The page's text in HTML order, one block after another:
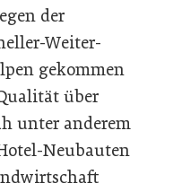
der
Weiter-
gekommen
über
unter anderem
Neubauten